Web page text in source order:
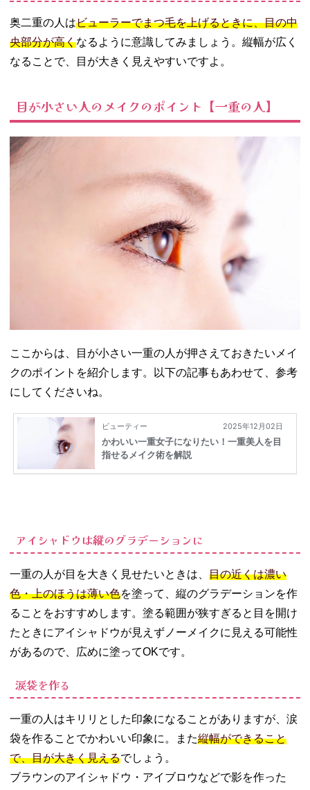
奥二重の人はビューラーでまつ毛を上げるときに、目の中
央部分が高くなるように意識してみましょう。縦幅が広く
なることで、目が大きく見えやすいですよ。
目が小さい人のメイクのポイント【一重の人】
ここからは、目が小さい一重の人が押さえておきたいメイ
クのポイントを紹介します。以下の記事もあわせて、参考
にしてくださいね。
アイシャドウは縦のグラデーションに
一重の人が目を大きく見せたいときは、 目の近くは濃い
色・上のほうは薄い色を塗って、縦のグラデーションを作
ることをおすすめします。塗る範囲が狭すぎると目を開け
たときにアイシャドウが見えずノーメイクに見える可能性
があるので、広めに塗ってOKです。
涙袋を作る
一重の人はキリリとした印象になることがありますが、涙
袋を作ることでかわいい印象に。また縦幅ができること
で、目が大きく見えるでしょう。
ブラウンのアイシャドウ・アイブロウなどで影を作った